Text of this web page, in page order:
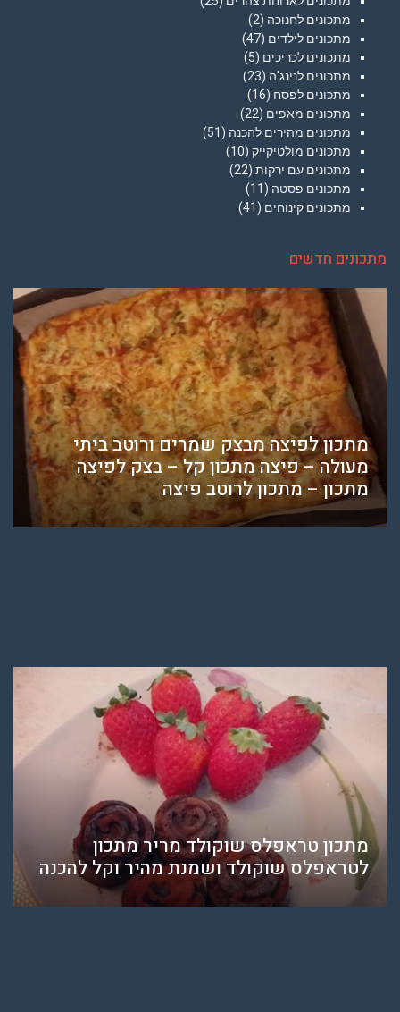
מתכונים לחנוכה (2)
מתכונים לילדים (47)
מתכונים לכריכים (5)
מתכונים לנינג'ה (23)
מתכונים לפסח (16)
מתכונים מאפים (22)
מתכונים מהירים להכנה (51)
מתכונים מולטיקייק (10)
מתכונים עם ירקות (22)
מתכונים פסטה (11)
מתכונים קינוחים (41)
מתכונים חדשים
מתכון לפיצה מבצק שמרים ורוטב ביתי
מעולה – פיצה מתכון קל – בצק לפיצה
מתכון – מתכון לרוטב פיצה
מתכון טראפלס שוקולד מריר מתכון
לטראפלס שוקולד ושמנת מהיר וקל להכנה